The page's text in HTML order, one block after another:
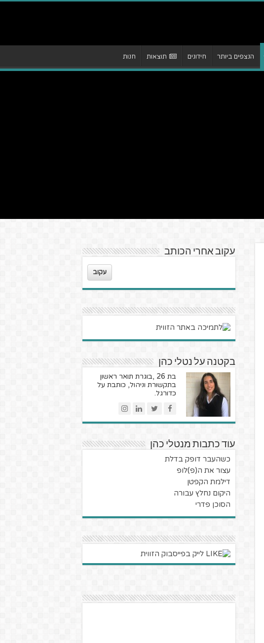
הנצפים ביותר חידונים תוצאות חנות
עקוב אחרי הכותב
עקוב
בקטנה על נטלי כהן
בת 26 ,בוגרת תואר ראשון
בתקשורת וניהול, כותבת על
כדורגל.
עוד כתבות מנטלי כהן
כשהעבר דופק בדלת
עצור את ה(פ)לופ
דילמת הקפטן
היקום נחלץ עבורה
הסוכן פדרי